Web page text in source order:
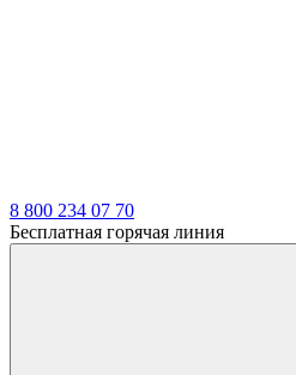
8 800 234 07 70
Бесплатная горячая линия